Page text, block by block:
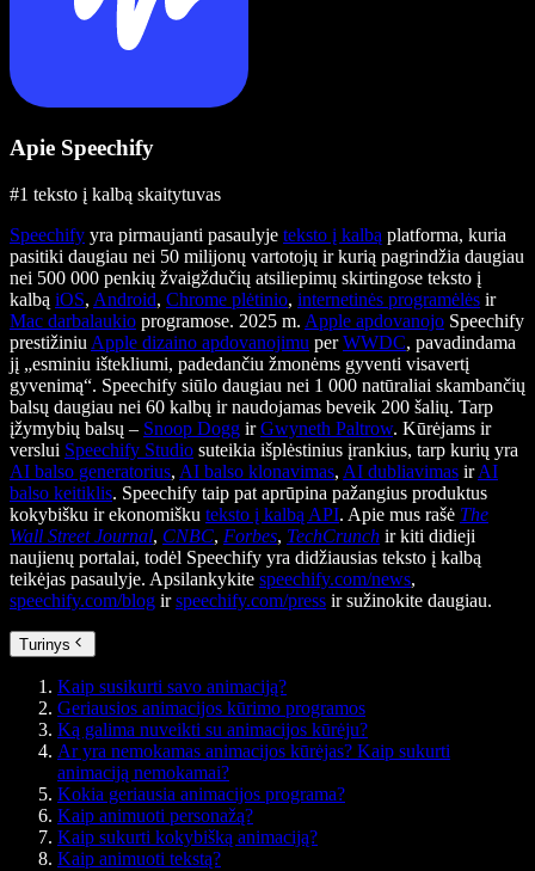
Apie Speechify
#1 teksto į kalbą skaitytuvas
Speechify yra pirmaujanti pasaulyje teksto į kalbą platforma, kuria
pasitiki daugiau nei 50 milijonų vartotojų ir kurią pagrindžia daugiau
nei 500 000 penkių žvaigždučių atsiliepimų skirtingose teksto į
kalbą iOS, Android, Chrome plėtinio, internetinės programėlės ir
Mac darbalaukio programose. 2025 m. Apple apdovanojo Speechify
prestižiniu Apple dizaino apdovanojimu perWWDC, pavadindama
jį „esminiu ištekliumi, padedančiu žmonėms gyventi visavertį
gyvenimą“. Speechify siūlo daugiau nei 1 000 natūraliai skambančių
balsų daugiau nei 60 kalbų ir naudojamas beveik 200 šalių. Tarp
įžymybių balsų – Snoop Dogg irGwyneth Paltrow. Kūrėjams ir
verslui Speechify Studio suteikia išplėstinius įrankius, tarp kurių yra
AI balso generatorius, AI balso klonavimas, AI dubliavimas irAI
balso keitiklis. Speechify taip pat aprūpina pažangius produktus
kokybišku ir ekonomišku teksto į kalbą API. Apie mus rašė The
Wall Street Journal, CNBC, Forbes, TechCrunch ir kiti didieji
naujienų portalai, todėl Speechify yra didžiausias teksto į kalbą
teikėjas pasaulyje. Apsilankykite speechify.com/news,
speechify.com/blog irspeechify.com/press ir sužinokite daugiau.
Turinys
Kaip susikurti savo animaciją?
Geriausios animacijos kūrimo programos
Ką galima nuveikti su animacijos kūrėju?
Ar yra nemokamas animacijos kūrėjas? Kaip sukurti
animaciją nemokamai?
Kokia geriausia animacijos programa?
Kaip animuoti personažą?
Kaip sukurti kokybišką animaciją?
Kaip animuoti tekstą?